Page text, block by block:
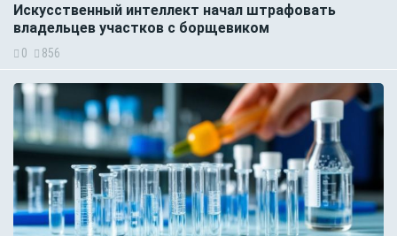
Искусственный интеллект начал штрафовать
владельцев участков с борщевиком
0 856